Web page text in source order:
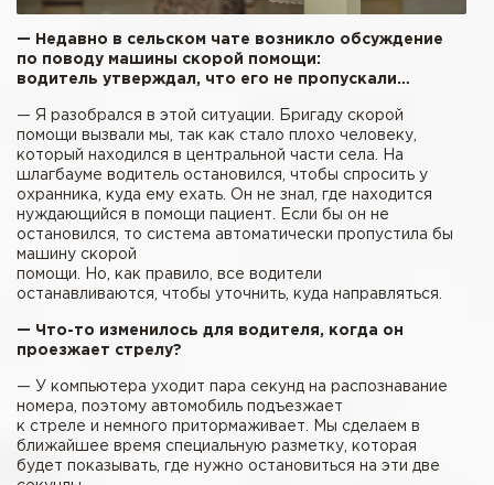
— Недавно в сельском чате возникло обсуждение
по поводу машины скорой помощи:
водитель утверждал, что его не пропускали…
— Я разобрался в этой ситуации. Бригаду скорой
помощи вызвали мы, так как стало плохо человеку,
который находился в центральной части села. На
шлагбауме водитель остановился, чтобы спросить у
охранника, куда ему ехать. Он не знал, где находится
нуждающийся в помощи пациент. Если бы он не
остановился, то система автоматически пропустила бы
машину скорой
помощи. Но, как правило, все водители
останавливаются, чтобы уточнить, куда направляться.
— Что-то изменилось для водителя, когда он
проезжает стрелу?
— У компьютера уходит пара секунд на распознавание
номера, поэтому автомобиль подъезжает
к стреле и немного притормаживает. Мы сделаем в
ближайшее время специальную разметку, которая
будет показывать, где нужно остановиться на эти две